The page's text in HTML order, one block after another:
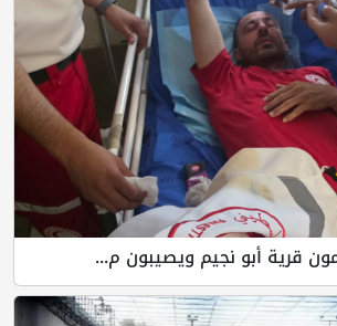
قرية أبو نجيم ويصيبون م...